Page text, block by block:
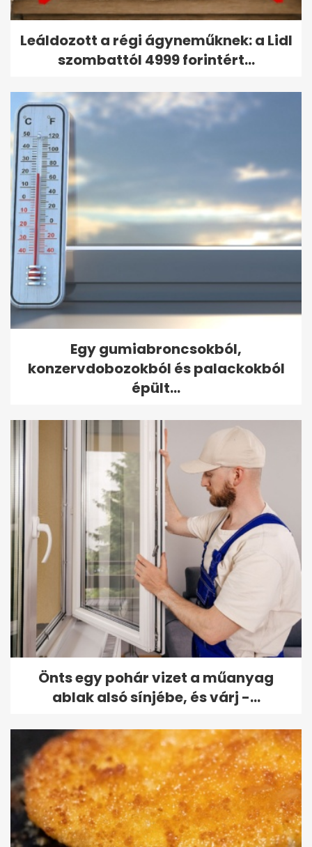
Leáldozott a régi ágyneműknek: a Lidl
szombattól 4999 forintért...
Egy gumiabroncsokból,
konzervdobozokból és palackokból
épült...
Önts egy pohár vizet a műanyag
ablak alsó sínjébe, és várj -...